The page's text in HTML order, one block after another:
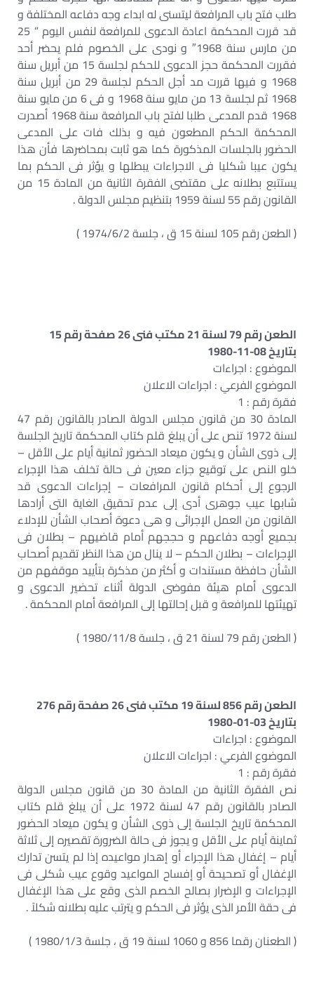
طلب فتح باب المرافعة ليتسنى له ابداء وجه دفاعه المختلفة و
قد قررت المحكمة اعادة الدعوى للمرافعة لنفس اليوم ” 25
من مارس سنة 1968″ و نودى على الخصوم فلم يحضر أحد
فقررت المحكمة حجز الدعوى للحكم لجلسة 15 من أبريل سنة
1968 و فيها قررت مد أجل الحكم لجلسة 29 من أبريل سنة
1968 ثم لجلسة 13 من مايو سنة 1968 و فى 6 من مايو سنة
1968 قدم المدعى طلبا لفتح باب المرافعة سنة 1968 أصدرت
المحكمة الحكم المطعون فيه و بذلك فات على المدعى
الحضور بالجلسات المذكورة كما هو ثابت بمحاضرها فأن هذا
يكون عيبا شكليا فى الاجراءات يبطلها و يؤثر فى الحكم بما
يستتبع بطلانه على مقتضى الفقرة الثانية من المادة 15 من
القانون رقم 55 لسنة 1959 بتنظيم مجلس الدولة .
( الطعن رقم 105 لسنة 15 ق ، جلسة 1974/6/2 )
الطعن رقم 79 لسنة 21 مكتب فنى 26 صفحة رقم 15
بتاريخ 08-11-1980
الموضوع : اجراءات
الموضوع الفرعي : اجراءات الاعلان
فقرة رقم : 1
المادة 30 من قانون مجلس الدولة الصادر بالقانون رقم 47
لسنة 1972 تنص على أن يبلغ قلم كتاب المحكمة تاريخ الجلسة
إلى ذوى الشأن و يكون ميعاد الحضور ثمانية أيام على الأقل –
خلو النص على توقيع جزاء معين فى حالة تخلف هذا الإجراء
الرجوع إلى أحكام قانون المرافعات – إجراءات الدعوى قد
شابها عيب جوهرى أدى إلى عدم تحقيق الغاية التى أرادها
القانون من العمل الإجرائى و هى دعوة أصحاب الشأن للإدلاء
بجميع أوجه دفاعهم و حججهم أمام قاضيهم – بطلان فى
الإجراءات – بطلان الحكم – لا ينال من هذا النظر تقديم أصحاب
الشأن حافظة مستندات و أكثر من مذكرة بتأييد موقفهم من
الدعوى أمام هيئة مفوضى الدولة أثناء تحضير الدعوى و
تهيئتها للمرافعة و قبل إحالتها إلى المرافعة أمام المحكمة .
( الطعن رقم 79 لسنة 21 ق ، جلسة 1980/11/8 )
الطعن رقم 856 لسنة 19 مكتب فنى 26 صفحة رقم 276
بتاريخ 03-01-1980
الموضوع : اجراءات
الموضوع الفرعي : اجراءات الاعلان
فقرة رقم : 1
نص الفقرة الثانية من المادة 30 من قانون مجلس الدولة
الصادر بالقانون رقم 47 لسنة 1972 على أن يبلغ قلم كتاب
المحكمة تاريخ الجلسة إلى ذوى الشأن و يكون ميعاد الحضور
ثماينة أيام على الأقل و يجوز فى حالة الضرورة تقصيره إلى ثلاثة
أيام – إغفال هذا الإجراء أو إهدار مواعيده إذا لم يتسن تدارك
الإغفال أو تصحيحة أو إفساح المواعيد وقوع عيب شكلى فى
الإجراءات و الإضرار بصالح الخصم الذى وقع على هذا الإغفال
فى حقة الأمر الذى يؤثر فى الحكم و يترتب عليه بطلانه شكلاً .
( الطعنان رقما 856 و 1060 لسنة 19 ق ، جلسة 1980/1/3 )